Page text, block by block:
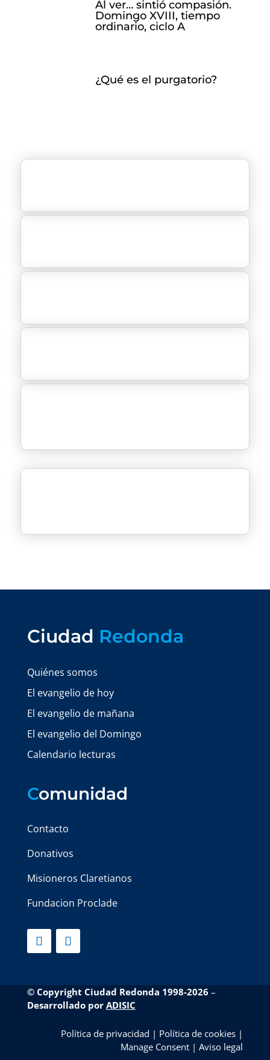
Al ver… sintió compasión.
Domingo XVIII, tiempo
ordinario, ciclo A
¿Qué es el purgatorio?
Ciudad Redonda
Quiénes somos
El evangelio de hoy
El evangelio de mañana
El evangelio del Domingo
Calendario lecturas
Comunidad
Contacto
Donativos
Misioneros Claretianos
Fundacion Proclade
© Copyright Ciudad Redonda 1998-2026 –
Desarrollado por ADISIC
Política de privacidad | Política de cookies |
Manage Consent |Aviso legal